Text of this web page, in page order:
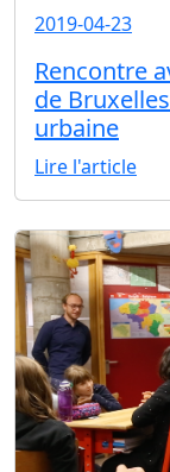
2019-04-23
Rencontre
de
urbaine
Lire l'article